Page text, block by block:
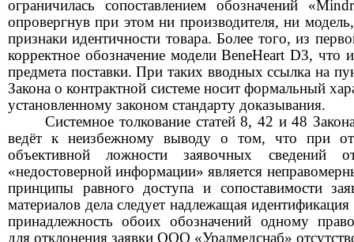
ограничилась сопоставлением обозначений «
опровергнув при этом ни производителя, ни
признаки идентичности товара. Более того, из
корректное обозначение моделиBeneHeart D3, что
предмета поставки. При таких вводных ссылка на
Закона о контрактной системе носит формальный
установленному законом стандарту доказывания.
Системное толкование статей 8, 42 и 48
ведёт к неизбежному выводу о том, что при
объективной ложности заявочных сведений
«недостоверной информации» является
принципы равного доступа и сопоставимости
материалов дела следует надлежащая идентификация
принадлежность обоих обозначений одному
для отклонения заявки ООО «Уралмедснаб»